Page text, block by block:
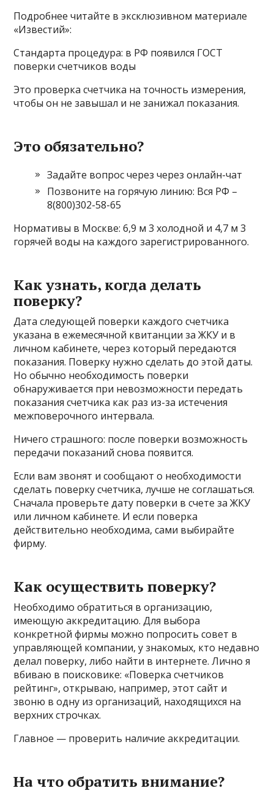
Подробнее читайте в эксклюзивном материале
«Известий»:
Стандарта процедура: в РФ появился ГОСТ
поверки счетчиков воды
Это проверка счетчика на точность измерения,
чтобы он не завышал и не занижал показания.
Это обязательно?
Задайте вопрос через через онлайн-чат
Позвоните на горячую линию: Вся РФ –
8(800)302-58-65
Нормативы в Москве: 6,9 м 3 холодной и 4,7 м 3
горячей воды на каждого зарегистрированного.
Как узнать, когда делать
поверку?
Дата следующей поверки каждого счетчика
указана в ежемесячной квитанции за ЖКУ и в
личном кабинете, через который передаются
показания. Поверку нужно сделать до этой даты.
Но обычно необходимость поверки
обнаруживается при невозможности передать
показания счетчика как раз из-за истечения
межповерочного интервала.
Ничего страшного: после поверки возможность
передачи показаний снова появится.
Если вам звонят и сообщают о необходимости
сделать поверку счетчика, лучше не соглашаться.
Сначала проверьте дату поверки в счете за ЖКУ
или личном кабинете. И если поверка
действительно необходима, сами выбирайте
фирму.
Как осуществить поверку?
Необходимо обратиться в организацию,
имеющую аккредитацию. Для выбора
конкретной фирмы можно попросить совет в
управляющей компании, у знакомых, кто недавно
делал поверку, либо найти в интернете. Лично я
вбиваю в поисковике: «Поверка счетчиков
рейтинг», открываю, например, этот сайт и
звоню в одну из организаций, находящихся на
верхних строчках.
Главное — проверить наличие аккредитации.
На что обратить внимание?